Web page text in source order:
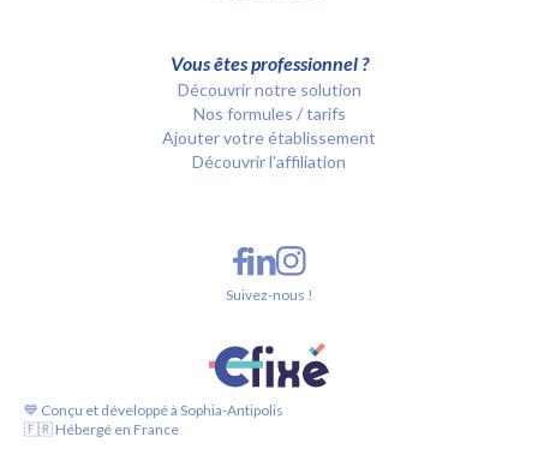
Vous êtes professionnel ?
Découvrir notre solution
Nos formules / tarifs
Ajouter votre établissement
Découvrir l'affiliation
💙 Conçu et développé à Sophia-Antipolis
🇫🇷 Hébergé en France
Suivez-nous !